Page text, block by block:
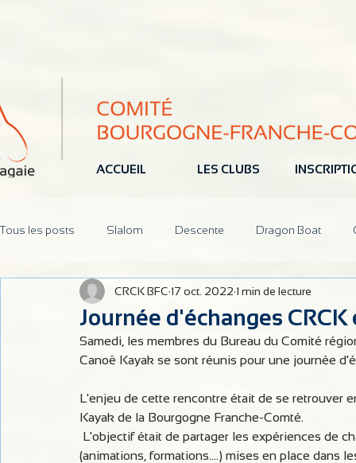
ACCUEIL LES CLUBS
Tous les posts Slalom Descente Dragon Boat
Pôle Espoir Réunions CoDir
Journée d'échanges CRCK
CRCK BFC 17 oct. 2022 1 min de lecture
Samedi, les membres du Bureau du Comité
Canoë Kayak se sont réunis pour une journée
L'enjeu de cette rencontre était de se retrouver
Kayak de la Bourgogne Franche-Comté.
(animations, formations....) mises en place dans